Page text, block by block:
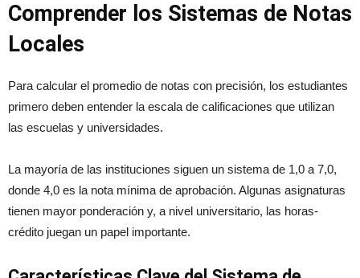
Comprender los Sistemas de Notas
Locales
Para calcular el promedio de notas con precisión, los estudiantes
primero deben entender la escala de calificaciones que utilizan
las escuelas y universidades.
La mayoría de las instituciones siguen un sistema de 1,0 a 7,0,
donde 4,0 es la nota mínima de aprobación. Algunas asignaturas
tienen mayor ponderación y, a nivel universitario, las horas-
crédito juegan un papel importante.